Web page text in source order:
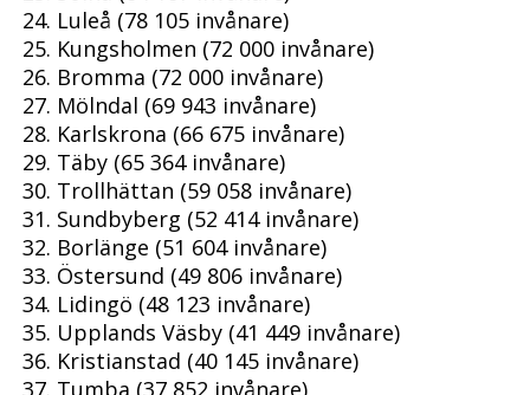
Luleå (78 105 invånare)
Kungsholmen (72 000 invånare)
Bromma (72 000 invånare)
Mölndal (69 943 invånare)
Karlskrona (66 675 invånare)
Täby (65 364 invånare)
Trollhättan (59 058 invånare)
Sundbyberg (52 414 invånare)
Borlänge (51 604 invånare)
Östersund (49 806 invånare)
Lidingö (48 123 invånare)
Upplands Väsby (41 449 invånare)
Kristianstad (40 145 invånare)
Tumba (37 852 invånare)